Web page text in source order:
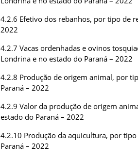
4.2.6 Efetivo dos rebanhos, por tipo de
2022
4.2.7 Vacas ordenhadas e ovinos
Londrina e no estado do Paraná – 2022
4.2.8 Produção de origem animal, por
Paraná – 2022
4.2.9 Valor da produção de origem
estado do Paraná – 2022
4.2.10 Produção da aquicultura, por
Paraná – 2022